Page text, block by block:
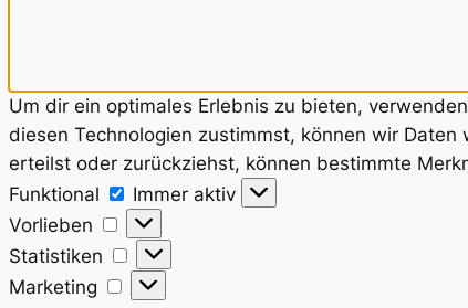
Um dir ein optimales Erlebnis zu bieten,
diesen Technologien zustimmst, können wir
erteilst oder zurückziehst, können bestimmte
Funktional
Funktional
Immer aktiv
Vorlieben
Vorlieben
Statistiken
Statistiken
Marketing
Marketing